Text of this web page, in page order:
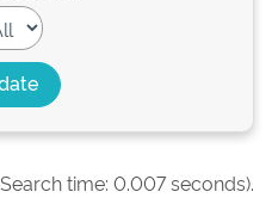
time: 0.007 seconds).